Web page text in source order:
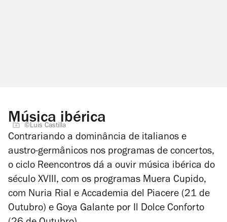
Música ibérica
©Luis Castilla
Contrariando a dominância de italianos e
austro-germânicos nos programas de concertos,
o ciclo Reencontros dá a ouvir música ibérica do
século XVIII, com os programas Muera Cupido,
com Nuria Rial e Accademia del Piacere (21 de
Outubro) e Goya Galante por Il Dolce Conforto